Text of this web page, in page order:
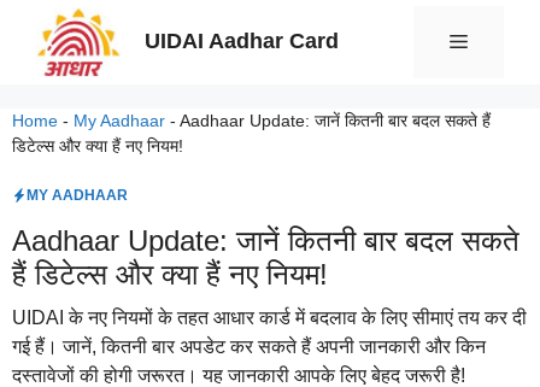
UIDAI Aadhar Card Menu
Home - My Aadhaar - Aadhaar Update: जानें कितनी बार बदल सकते हैं
डिटेल्स और क्या हैं नए नियम!
MY AADHAAR
Aadhaar Update: जानें कितनी बार बदल सकते
हैं डिटेल्स और क्या हैं नए नियम!
UIDAI के नए नियमों के तहत आधार कार्ड में बदलाव के लिए सीमाएं तय कर दी
गई हैं। जानें, कितनी बार अपडेट कर सकते हैं अपनी जानकारी और किन
दस्तावेजों की होगी जरूरत। यह जानकारी आपके लिए बेहद जरूरी है!